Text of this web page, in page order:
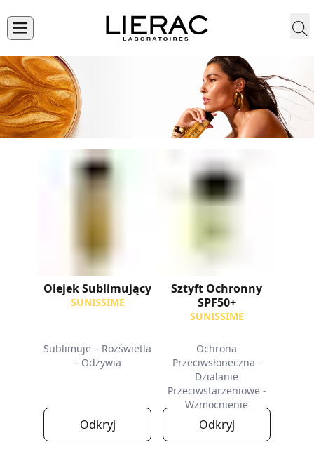
Olejek Sublimujący
SUNISSIME
Sublimuje – Rozświetla
– Odżywia
Odkryj
Sztyft Ochronny
SPF50+
SUNISSIME
Ochrona
Przeciwsłoneczna -
Dzialanie
Przeciwstarzeniowe -
Wzmocnienie
Opalenizny
Odkryj